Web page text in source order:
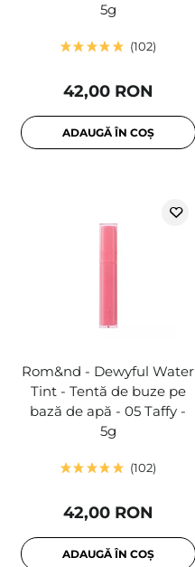
5g
102
42,00 RON
ADAUGĂ ÎN COȘ
Rom&nd - Dewyful Water
Tint - Tentă de buze pe
bază de apă - 05 Taffy -
5g
102
42,00 RON
ADAUGĂ ÎN COȘ